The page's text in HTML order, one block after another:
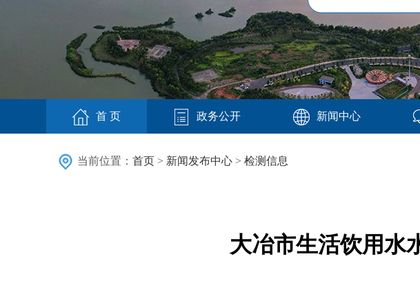
首 页 政务公开 新闻中心
当前位置： 首页 > 新闻发布中心 > 检测信息
大冶市生活饮用水